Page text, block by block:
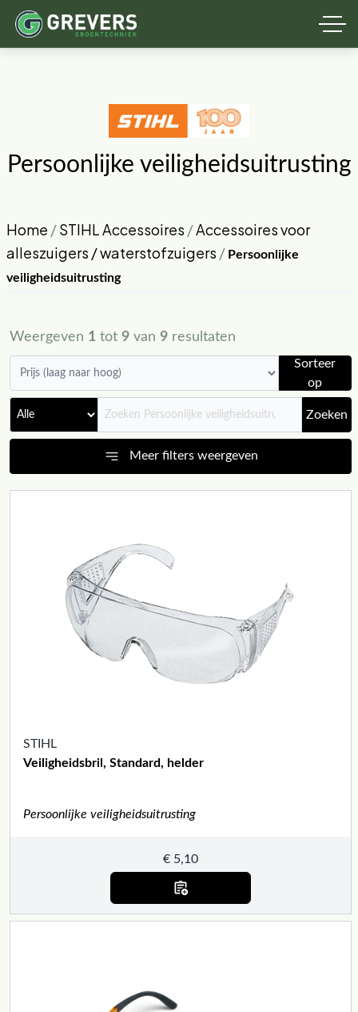
Persoonlijke veiligheidsuitrusting
Home /STIHL Accessoires /Accessoires voor
alleszuigers / waterstofzuigers / Persoonlijke
veiligheidsuitrusting
Weergeven 1 tot 9 van 9 resultaten
Sorteer
op
Zoeken
Meer filters weergeven
STIHL
Veiligheidsbril, Standard, helder
Persoonlijke veiligheidsuitrusting
€ 5,10